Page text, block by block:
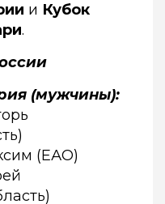
и Кубок
.
(мужчины):
(ЕАО)